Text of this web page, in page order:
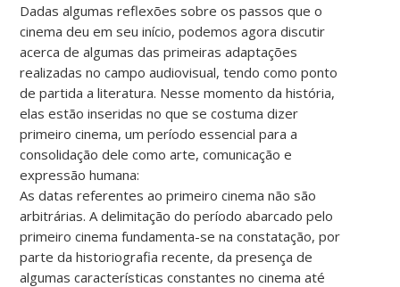
Dadas algumas reflexões sobre os passos que o
cinema deu em seu início, podemos agora discutir
acerca de algumas das primeiras adaptações
realizadas no campo audiovisual, tendo como ponto
de partida a literatura. Nesse momento da história,
elas estão inseridas no que se costuma dizer
primeiro cinema, um período essencial para a
consolidação dele como arte, comunicação e
expressão humana:
As datas referentes ao primeiro cinema não são
arbitrárias. A delimitação do período abarcado pelo
primeiro cinema fundamenta-se na constatação, por
parte da historiografia recente, da presença de
algumas características constantes no cinema até